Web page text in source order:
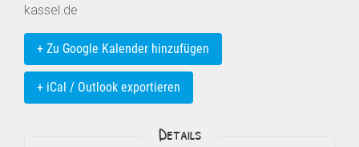
kassel.de
+ Zu Google Kalender hinzufügen
+ iCal / Outlook exportieren
Details